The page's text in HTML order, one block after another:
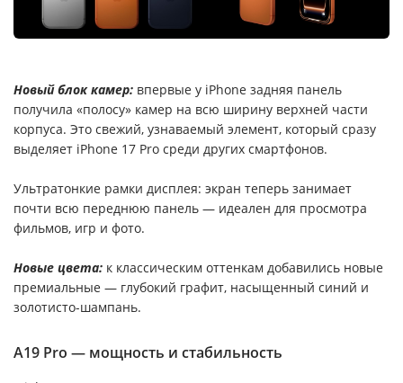
Новый блок камер: впервые у iPhone задняя панель
получила «полосу» камер на всю ширину верхней части
корпуса. Это свежий, узнаваемый элемент, который сразу
выделяет iPhone 17 Pro среди других смартфонов.
Ультратонкие рамки дисплея: экран теперь занимает
почти всю переднюю панель — идеален для просмотра
фильмов, игр и фото.
Новые цвета: к классическим оттенкам добавились новые
премиальные — глубокий графит, насыщенный синий и
золотисто-шампань.
A19 Pro — мощность и стабильность